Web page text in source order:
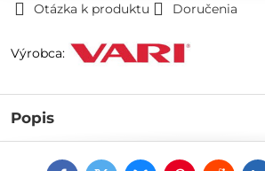
Otázka k produktu Doručenia
Výrobca:
Popis